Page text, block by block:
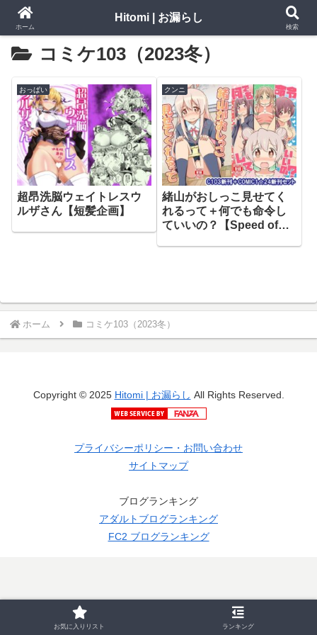
コミケ103（2023冬）
おっぱい
超昂洗脳ウェイトレスウ
ルザさん【短髪企画】
クンニ
緒山がおしっこ見せてく
れるって＋何でも命令し
ていいの？【Speed of
ホーム コミケ103（2023冬）
Copyright © 2025 Hitomi | お漏らし All Rights Reserved.
プライバシーポリシー・お問い合わせ
サイトマップ
ブログランキング
アダルトブログランキング
FC2 ブログランキング
ホーム
Hitomi | お漏らし
検索
お気に入りリスト ランキング